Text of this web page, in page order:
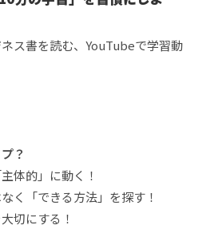
ネス書を読む、YouTubeで学習動
？
体的」に動く！
く「できる方法」を探す！
切にする！